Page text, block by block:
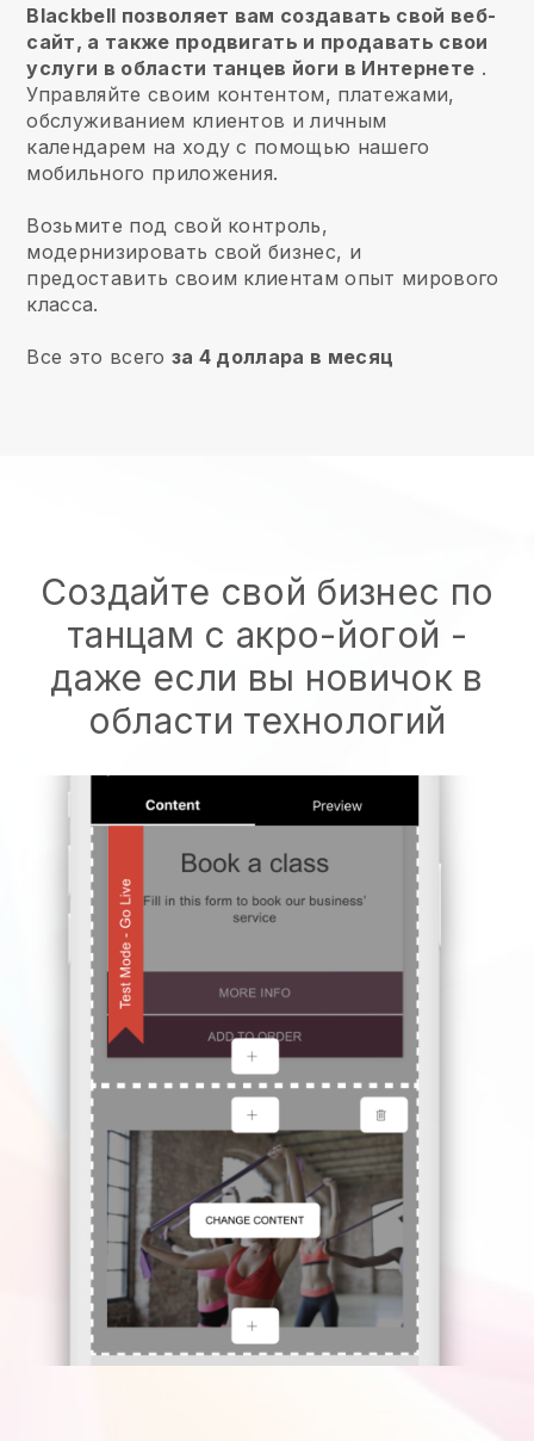
Blackbell позволяет вам создавать свой веб-
сайт, а также продвигать и продавать свои
услуги в области танцев йоги в Интернете .
Управляйте своим контентом, платежами,
обслуживанием клиентов и личным
календарем на ходу с помощью нашего
мобильного приложения.
Возьмите под свой контроль,
модернизировать свой бизнес, и
предоставить своим клиентам опыт мирового
класса.
Все это всего за 4 доллара в месяц
Создайте свой бизнес по
танцам с акро-йогой -
даже если вы новичок в
области технологий